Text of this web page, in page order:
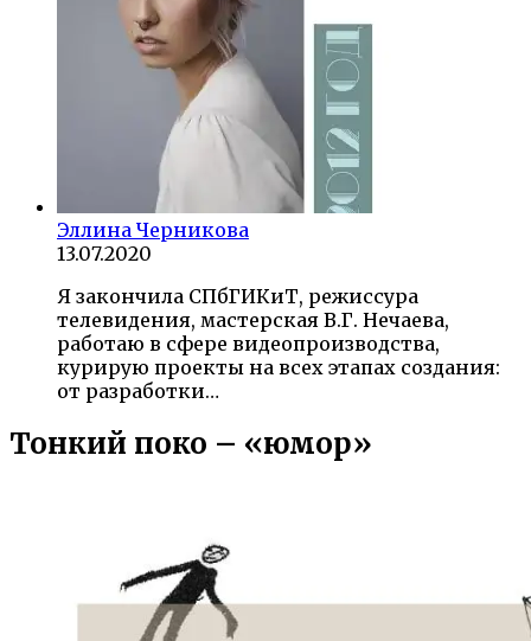
Эллина Черникова
13.07.2020
Я закончила СПбГИКиТ, режиссура
телевидения, мастерская В.Г. Нечаева,
работаю в сфере видеопроизводства,
курирую проекты на всех этапах создания:
от разработки…
Тонкий поко – «юмор»